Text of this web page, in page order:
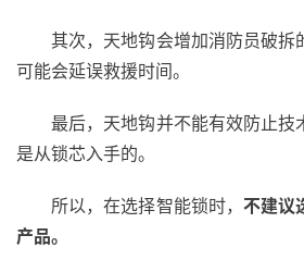
其次，天地钩会增加消防员破拆
可能会延误救援时间。
最后，天地钩并不能有效防止技
是从锁芯入手的。
所以，在选择智能锁时， 不建议
产品。